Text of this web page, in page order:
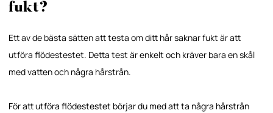
fukt?
Ett av de bästa sätten att testa om ditt hår saknar fukt är att
utföra flödestestet. Detta test är enkelt och kräver bara en skål
med vatten och några hårstrån.
För att utföra flödestestet börjar du med att ta några hårstrån